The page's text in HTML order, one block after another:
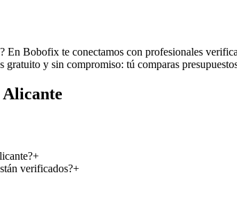
En Bobofix te conectamos con profesionales
y sin compromiso: tú comparas
Alicante
+
verificados?+